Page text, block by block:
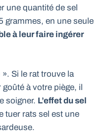
une quantité de sel
grammes, en une seule
à leur faire ingérer
Si le rat trouve la
à votre piège, il
soigner. L’effet du sel
tuer rats sel est une